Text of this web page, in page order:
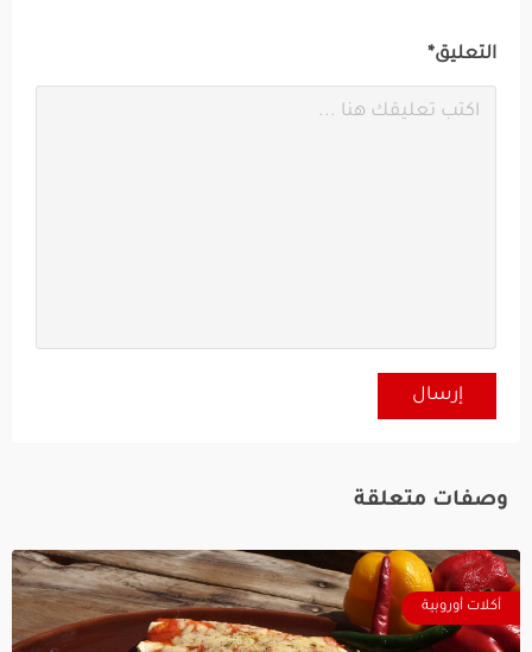
التعليق*
وصفات متعلقة
أكلات أوروبية